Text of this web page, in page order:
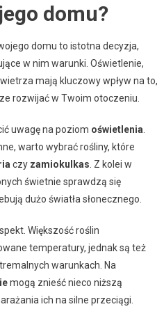
domu?
domu to istotna decyzja,
w nim warunki. Oświetlenie,
mają kluczowy wpływ na to,
rozwijać w Twoim otoczeniu.
uwagę na poziom oświetlenia
warto wybrać rośliny, które
czy zamiokulkas . Z kolei w
świetnie sprawdzą się
dużo światła słonecznego.
Większość roślin
temperatury, jednak są też
warunkach. Na
mogą znieść nieco niższą
ich na silne przeciągi.